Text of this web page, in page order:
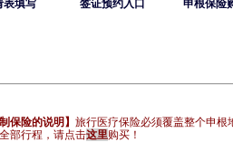
表填写 签证预约入口 申根保险
保险的说明】 旅行医疗保险必须覆盖整个申根
部行程 ，请点击这里购买！